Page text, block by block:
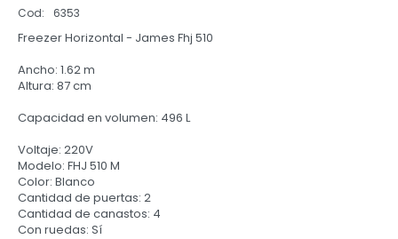
6353
Freezer Horizontal - James Fhj 510
Ancho: 1.62 m
Altura: 87 cm
Capacidad en volumen: 496 L
Voltaje: 220V
Modelo: FHJ 510 M
Color: Blanco
Cantidad de puertas: 2
Cantidad de canastos: 4
Con ruedas: Sí